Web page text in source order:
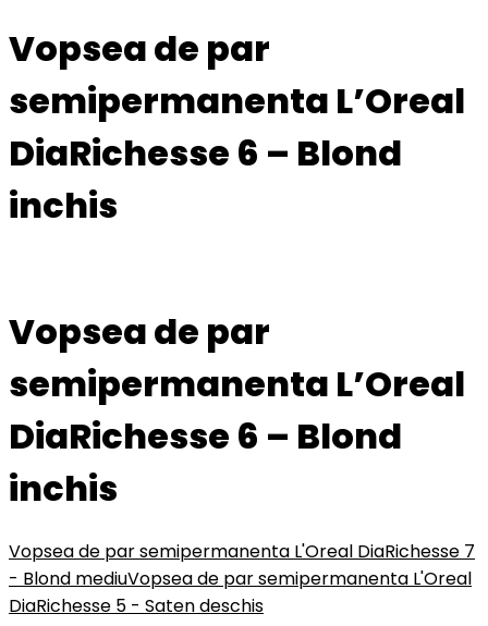
Vopsea de par
semipermanenta L’Oreal
DiaRichesse 6 – Blond
inchis
Vopsea de par
semipermanenta L’Oreal
DiaRichesse 6 – Blond
inchis
Vopsea de par semipermanenta L'Oreal DiaRichesse 7
- Blond mediuVopsea de par semipermanenta L'Oreal
DiaRichesse 5 - Saten deschis